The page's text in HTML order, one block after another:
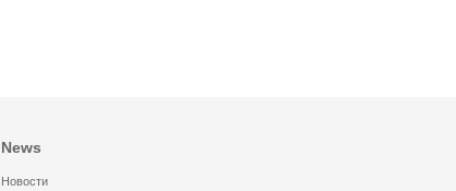
News
Новости